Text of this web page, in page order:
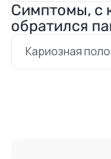
Симптомы, с
обратился
Кариозная